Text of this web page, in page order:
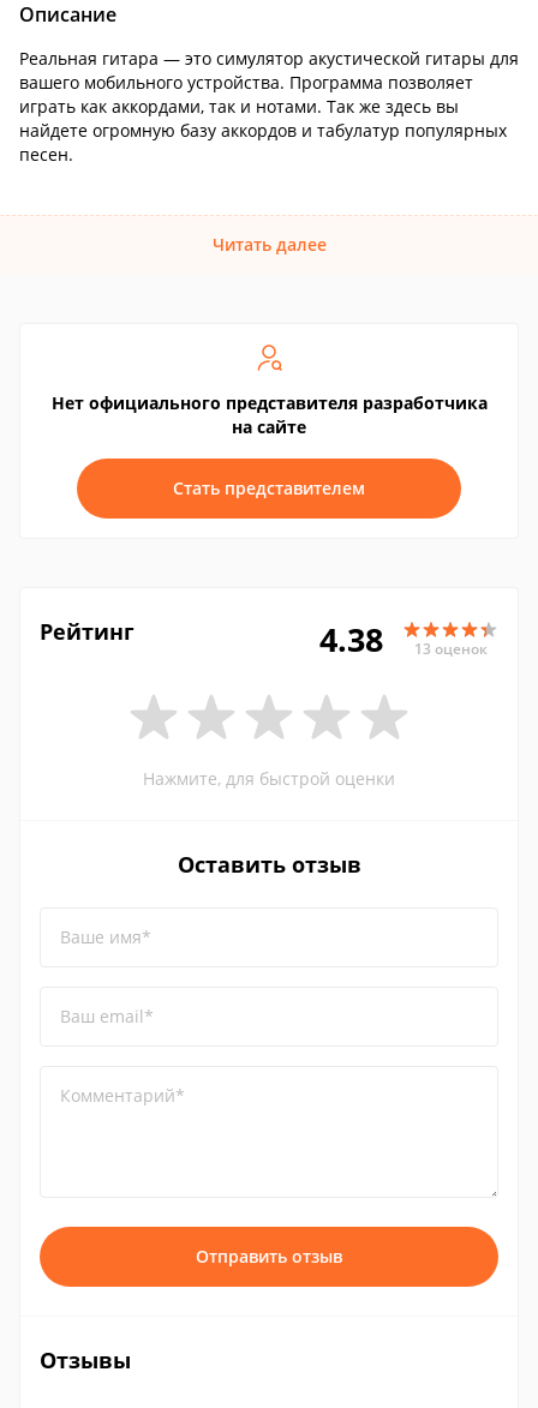
Описание
Реальная гитара — это симулятор акустической гитары для
вашего мобильного устройства. Программа позволяет
играть как аккордами, так и нотами. Так же здесь вы
найдете огромную базу аккордов и табулатур популярных
песен.
Читать далее
Нет официального представителя разработчика
на сайте
Стать представителем
Рейтинг 4.38 13 оценок
Нажмите, для быстрой оценки
Оставить отзыв
Ваше имя*
Ваш email*
Комментарий*
Отправить отзыв
Отзывы